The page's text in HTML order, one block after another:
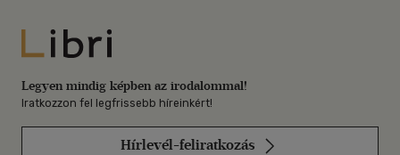
Libri
Legyen mindig képben az irodalommal!
Iratkozzon fel legfrissebb híreinkért!
Hírlevél-feliratkozás